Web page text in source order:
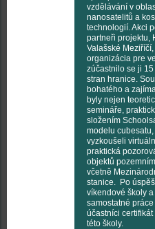
vzdělávání v
nanosatelitů a
technologií. Akci
partneři projektu,
Valašské
organizácia pre
zúčastnilo se ji
stran hranice.
bohatého a
byly nejen
semináře,
složením
modelu
vyzkoušeli
praktická
objektů
včetně
stanice. Po
víkendové školy
samostatné
účastníci
této školy.